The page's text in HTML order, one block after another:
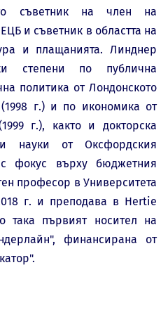
съветник на член на
и съветник в областта на
и плащанията. Линднер
степени по публична
политика от Лондонското
г.) и по икономика от
г.), както и докторска
науки от Оксфордския
фокус върху бюджетния
професор в Университета
г. и преподава в Hertie
така първият носител на
финансирана от